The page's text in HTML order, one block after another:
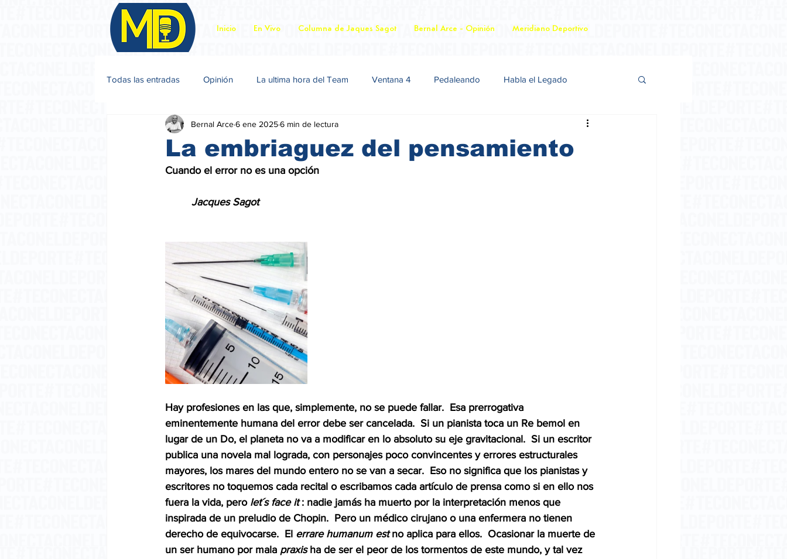
Inicio En Vivo Columna de Jaques Sagot Bernal Arce - Opinión Meridiano Deportivo
Todas las entradas Opinión La ultima hora del Team Ventana 4 Pedaleando Habla el Legado
Jacques Sagot
La embriaguez del pensamiento
Bernal Arce6 ene 20256 min de lectura
Cuando el error no es una opción
         Jacques Sagot
Hay profesiones en las que, simplemente, no se puede fallar.  Esa prerrogativa
eminentemente humana del error debe ser cancelada.  Si un pianista toca un Re bemol en
lugar de un Do, el planeta no va a modificar en lo absoluto su eje gravitacional.  Si un escritor
publica una novela mal lograda, con personajes poco convincentes y errores estructurales
mayores, los mares del mundo entero no se van a secar.  Eso no significa que los pianistas y
escritores no toquemos cada recital o escribamos cada artículo de prensa como si en ello nos
fuera la vida, pero let´s face it : nadie jamás ha muerto por la interpretación menos que
inspirada de un preludio de Chopin.  Pero un médico cirujano o una enfermera no tienen
derecho de equivocarse.  El errare humanum est no aplica para ellos.  Ocasionar la muerte de
un ser humano por mala praxis ha de ser el peor de los tormentos de este mundo, y tal vez